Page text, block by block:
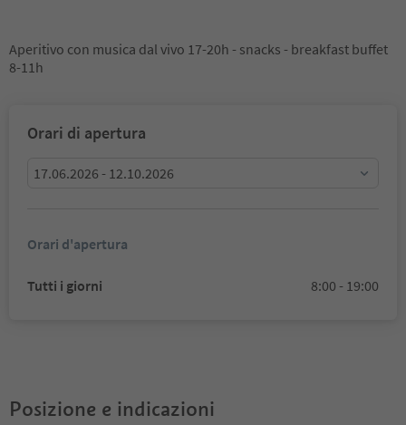
Aperitivo con musica dal vivo 17-20h - snacks - breakfast buffet
8-11h
Orari di apertura
17.06.2026 - 12.10.2026
Orari d'apertura
Tutti i giorni 8:00 - 19:00
Posizione e indicazioni